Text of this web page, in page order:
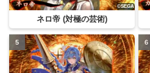
ネロ帝 (対極の芸術)